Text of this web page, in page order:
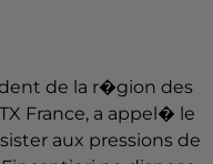
de la r�gion des
France, a appel� le
aux pressions de